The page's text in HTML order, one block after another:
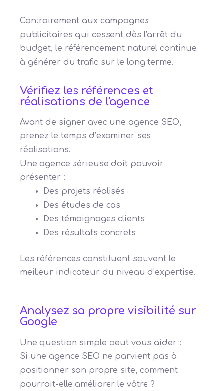
Contrairement aux campagnes
publicitaires qui cessent dès l’arrêt du
budget, le référencement naturel continue
à générer du trafic sur le long terme.
Vérifiez les références et
réalisations de l'agence
Avant de signer avec une agence SEO,
prenez le temps d’examiner ses
réalisations.
Une agence sérieuse doit pouvoir
présenter :
Des projets réalisés
Des études de cas
Des témoignages clients
Des résultats concrets
Les références constituent souvent le
meilleur indicateur du niveau d’expertise.
Analysez sa propre visibilité sur
Google
Une question simple peut vous aider :
Si une agence SEO ne parvient pas à
positionner son propre site, comment
pourrait-elle améliorer le vôtre ?